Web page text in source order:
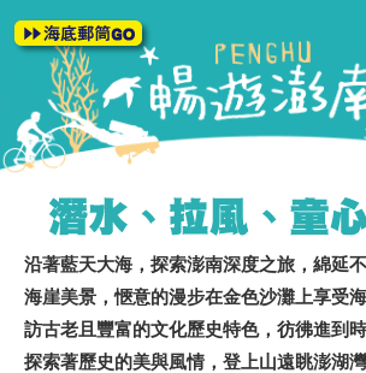
沿著藍天大海，探索澎南深度之旅，綿延
海崖美景，愜意的漫步在金色沙灘上享受
訪古老且豐富的文化歷史特色，彷彿進到
探索著歷史的美與風情，登上山遠眺澎湖